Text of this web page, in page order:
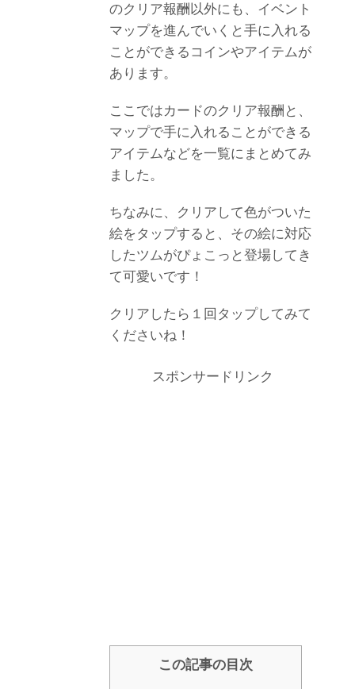
のクリア報酬以外にも、イベント
マップを進んでいくと手に入れる
ことができるコインやアイテムが
あります。
ここではカードのクリア報酬と、
マップで手に入れることができる
アイテムなどを一覧にまとめてみ
ました。
ちなみに、クリアして色がついた
絵をタップすると、その絵に対応
したツムがぴょこっと登場してき
て可愛いです！
クリアしたら１回タップしてみて
くださいね！
スポンサードリンク
この記事の目次